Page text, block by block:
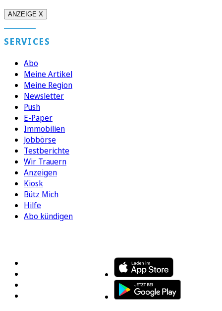
ANZEIGE X
SERVICES
Abo
Meine Artikel
Meine Region
Newsletter
Push
E-Paper
Immobilien
Jobbörse
Testberichte
Wir Trauern
Anzeigen
Kiosk
Bütz Mich
Hilfe
Abo kündigen